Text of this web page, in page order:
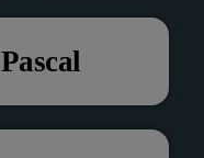
Pascal